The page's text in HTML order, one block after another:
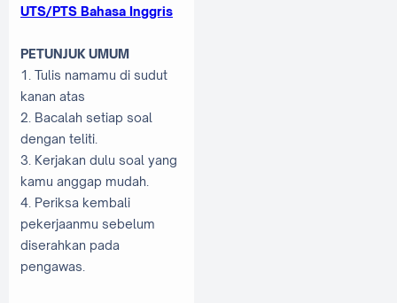
UTS/PTS Bahasa Inggris
PETUNJUK UMUM
1. Tulis namamu di sudut
kanan atas
2. Bacalah setiap soal
dengan teliti.
3. Kerjakan dulu soal yang
kamu anggap mudah.
4. Periksa kembali
pekerjaanmu sebelum
diserahkan pada
pengawas.